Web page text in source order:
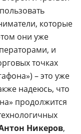
которые
они уже
и
точках
– это уже
надеюсь, что
продолжится
Никеров,